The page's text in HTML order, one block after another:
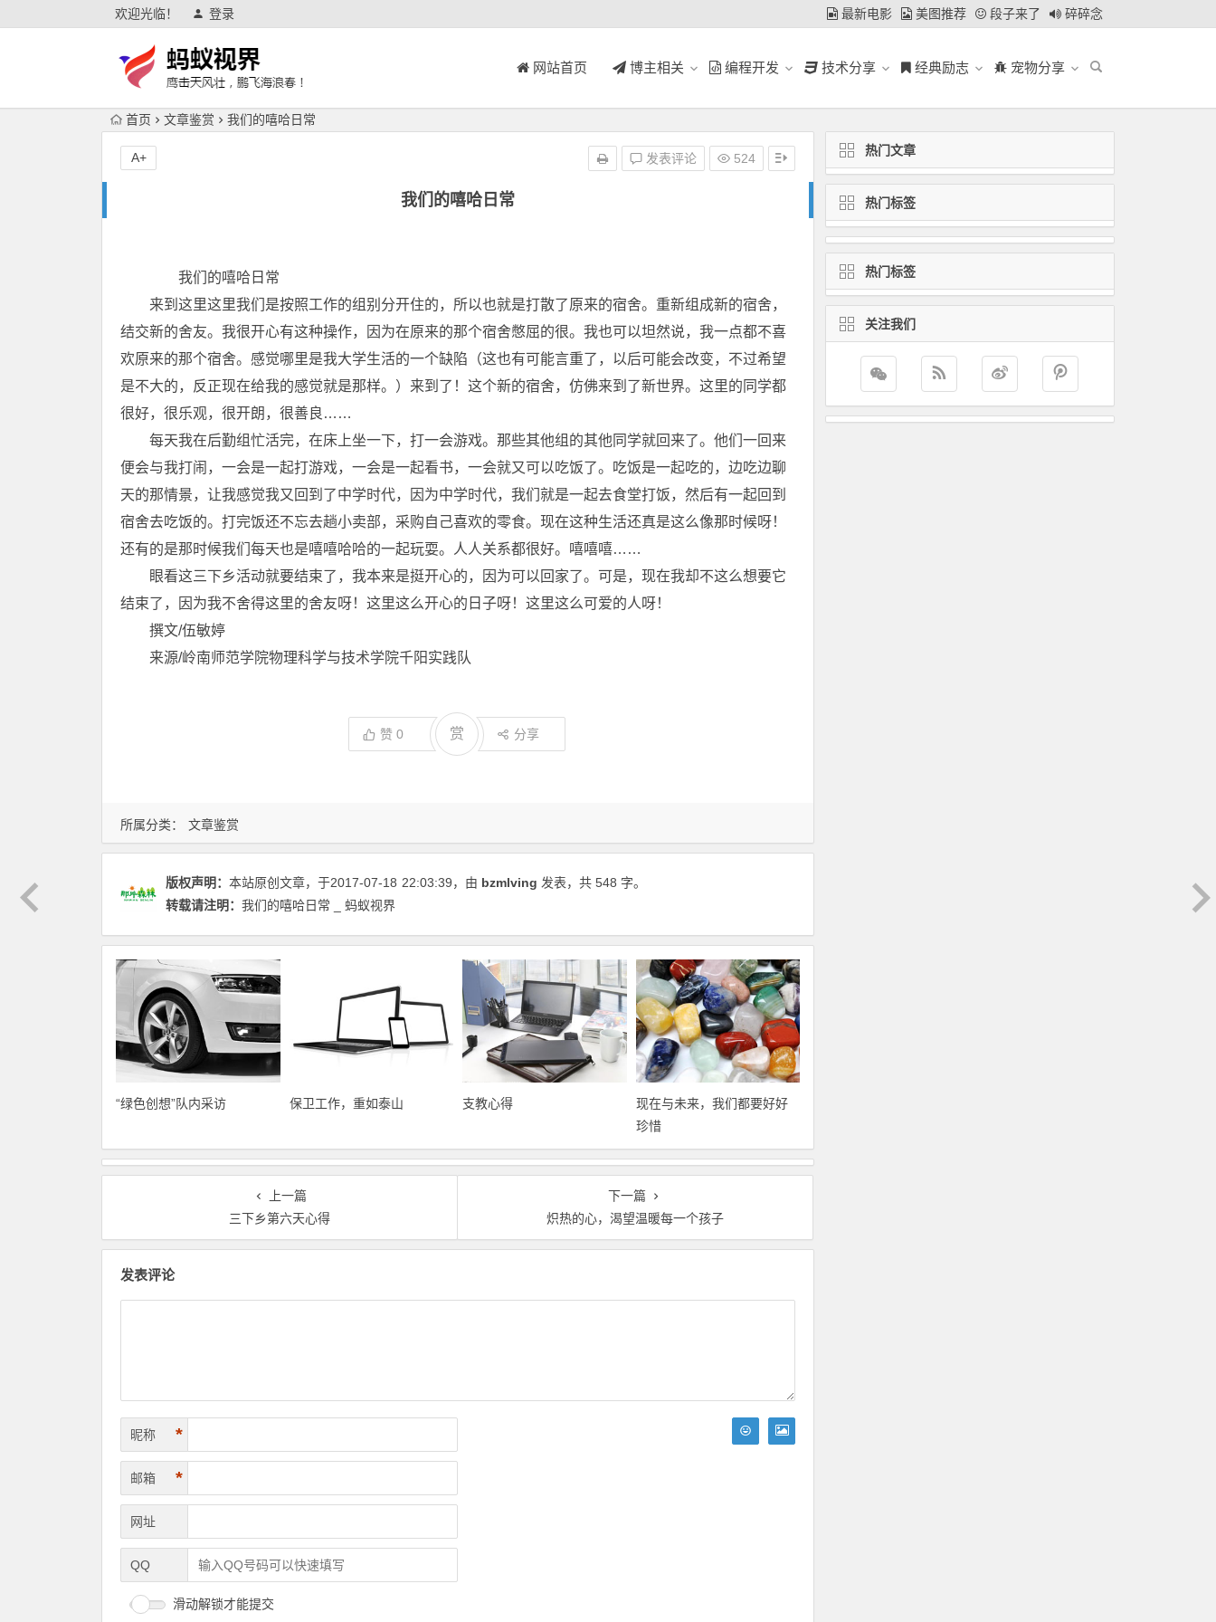
欢迎光临！ 登录 最新电影 美图推荐 段子来了 碎碎念
网站首页 博主相关 编程开发 技术分享 经典励志 宠物分享
首页 文章鉴赏 我们的嘻哈日常
我们的嘻哈日常
发表评论 524
A+
所属分类： 文章鉴赏
我们的嘻哈日常
来到这里这里我们是按照工作的组别分开住的，所以也就是打散了原来的宿舍。重新组成新的宿舍，
结交新的舍友。我很开心有这种操作，因为在原来的那个宿舍憋屈的很。我也可以坦然说，我一点都不喜
欢原来的那个宿舍。感觉哪里是我大学生活的一个缺陷（这也有可能言重了，以后可能会改变，不过希望
是不大的，反正现在给我的感觉就是那样。）来到了！这个新的宿舍，仿佛来到了新世界。这里的同学都
很好，很乐观，很开朗，很善良……
每天我在后勤组忙活完，在床上坐一下，打一会游戏。那些其他组的其他同学就回来了。他们一回来
便会与我打闹，一会是一起打游戏，一会是一起看书，一会就又可以吃饭了。吃饭是一起吃的，边吃边聊
天的那情景，让我感觉我又回到了中学时代，因为中学时代，我们就是一起去食堂打饭，然后有一起回到
宿舍去吃饭的。打完饭还不忘去趟小卖部，采购自己喜欢的零食。现在这种生活还真是这么像那时候呀！
还有的是那时候我们每天也是嘻嘻哈哈的一起玩耍。人人关系都很好。嘻嘻嘻……
眼看这三下乡活动就要结束了，我本来是挺开心的，因为可以回家了。可是，现在我却不这么想要它
结束了，因为我不舍得这里的舍友呀！这里这么开心的日子呀！这里这么可爱的人呀！
撰文/伍敏婷
来源/岭南师范学院物理科学与技术学院千阳实践队
赞 0 赏 分享
版权声明： 本站原创文章，于2017-07-18 22:03:39，由 bzmlving 发表，共 548 字。
转载请注明： 我们的嘻哈日常 _ 蚂蚁视界
“绿色创想”队内采访 保卫工作，重如泰山 支教心得
现在与未来，我们都要好好
珍惜
上一篇
三下乡第六天心得
下一篇
炽热的心，渴望温暖每一个孩子
发表评论
昵称 *
邮箱 *
网址
QQ
滑动解锁才能提交
热门文章
热门标签
热门标签
关注我们